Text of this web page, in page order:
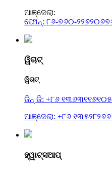
ଆଞ୍ଜେଲା:
ଫୋନ୍: ୮୬-୭୬୦-
ୱିଚାଟ୍
ୱିଚାଟ୍
ଜିନ୍ ଜି: +୮୬
ଆଞ୍ଜେଲା: +୮୬
ହ୍ୱାଟ୍ସଆପ୍